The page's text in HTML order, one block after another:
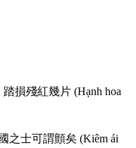
踏損殘紅幾片 (Hạnh hoa
國之士可謂顫矣 (Kiêm ái